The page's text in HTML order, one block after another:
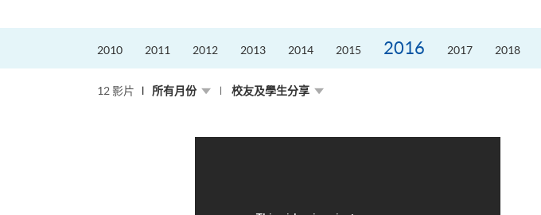
2010 2011 2012 2013 2014 2015 2016 2017 2018
12 影片 所有月份 校友及學生分享